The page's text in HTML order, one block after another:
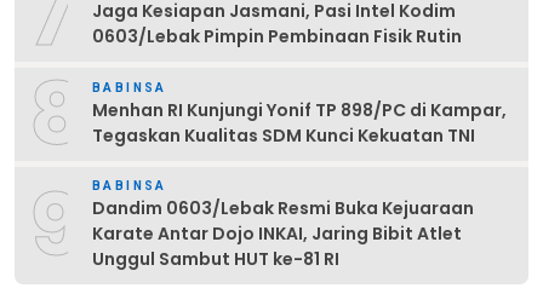
Jaga Kesiapan Jasmani, Pasi Intel Kodim
0603/Lebak Pimpin Pembinaan Fisik Rutin
8 BABINSA
Menhan RI Kunjungi Yonif TP 898/PC di Kampar,
Tegaskan Kualitas SDM Kunci Kekuatan TNI
9 BABINSA
Dandim 0603/Lebak Resmi Buka Kejuaraan
Karate Antar Dojo INKAI, Jaring Bibit Atlet
Unggul Sambut HUT ke-81 RI